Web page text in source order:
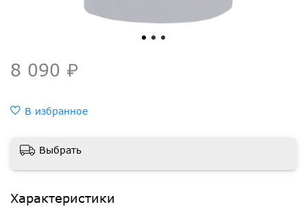
8 090 ₽
В избранное
Выбрать
Характеристики